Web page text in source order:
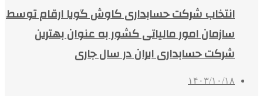
انتخاب شرکت حسابداری کاوش گویا ارقام توسط
سازمان امور مالیاتی کشور به عنوان بهترین
شرکت حسابداری ایران در سال جاری
۱۴۰۳/۱۰/۱۸